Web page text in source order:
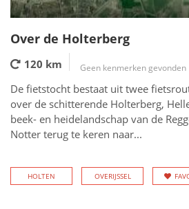
Over de Holterberg
120 km Geen kenmerken gevonden
De fietstocht bestaat uit twee
over de schitterende Holterberg,
beek- en heidelandschap van de
Notter terug te keren naar...
HOLTEN OVERIJSSEL